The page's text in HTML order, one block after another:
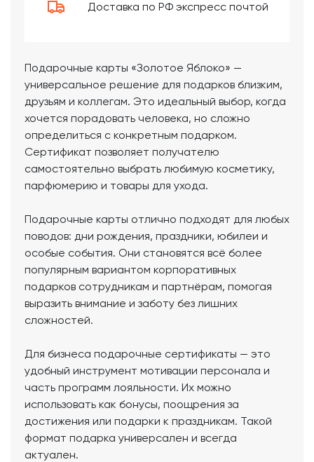
Доставка по РФ экспресс почтой
Подарочные карты «Золотое Яблоко» —
универсальное решение для подарков близким,
друзьям и коллегам. Это идеальный выбор, когда
хочется порадовать человека, но сложно
определиться с конкретным подарком.
Сертификат позволяет получателю
самостоятельно выбрать любимую косметику,
парфюмерию и товары для ухода.
Подарочные карты отлично подходят для любых
поводов: дни рождения, праздники, юбилеи и
особые события. Они становятся всё более
популярным вариантом корпоративных
подарков сотрудникам и партнёрам, помогая
выразить внимание и заботу без лишних
сложностей.
Для бизнеса подарочные сертификаты — это
удобный инструмент мотивации персонала и
часть программ лояльности. Их можно
использовать как бонусы, поощрения за
достижения или подарки к праздникам. Такой
формат подарка универсален и всегда
актуален.